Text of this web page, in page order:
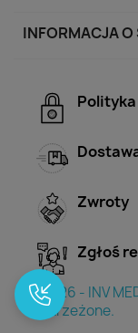
INFORMACJA O
Zwroty
Zgłoś
© 2026 - INV
zastrzeżone.